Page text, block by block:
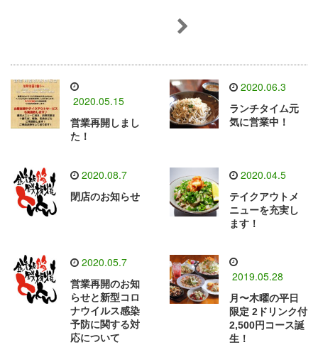
2020.05.15
営業再開しまし
た！
2020.06.3
ランチタイム元
気に営業中！
2020.08.7
閉店のお知らせ
2020.04.5
テイクアウトメ
ニューを充実し
ます！
2020.05.7
営業再開のお知
らせと新型コロ
ナウイルス感染
予防に関する対
応について
2019.05.28
月〜木曜の平日
限定 2ドリンク付
2,500円コース誕
生！